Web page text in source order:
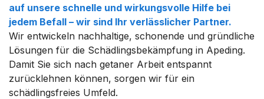
auf unsere schnelle und wirkungsvolle Hilfe bei
jedem Befall – wir sind Ihr verlässlicher Partner.
Wir entwickeln nachhaltige, schonende und gründliche
Lösungen für die Schädlingsbekämpfung in Apeding.
Damit Sie sich nach getaner Arbeit entspannt
zurücklehnen können, sorgen wir für ein
schädlingsfreies Umfeld.